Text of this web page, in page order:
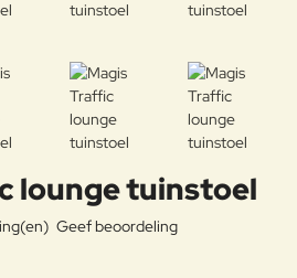
lounge tuinstoel
Geef beoordeling